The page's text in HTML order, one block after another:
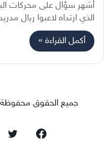
أشهر سؤال على محركات
الذي ارتداه لاعبوا ريال
أكمل القراءة »
جميع الحقوق محفوظة
فيسبوك